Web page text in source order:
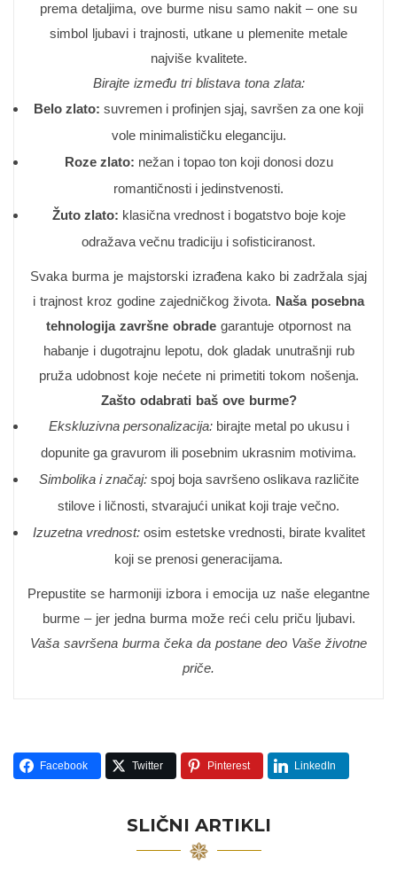
prema detaljima, ove burme nisu samo nakit – one su
simbol ljubavi i trajnosti, utkane u plemenite metale
najviše kvalitete.
Birajte između tri blistava tona zlata:
Belo zlato: suvremen i profinjen sjaj, savršen za one koji
vole minimalističku eleganciju.
Roze zlato: nežan i topao ton koji donosi dozu
romantičnosti i jedinstvenosti.
Žuto zlato: klasična vrednost i bogatstvo boje koje
odražava večnu tradiciju i sofisticiranost.
Svaka burma je majstorski izrađena kako bi zadržala sjaj
i trajnost kroz godine zajedničkog života. Naša posebna
tehnologija završne obrade garantuje otpornost na
habanje i dugotrajnu lepotu, dok gladak unutrašnji rub
pruža udobnost koje nećete ni primetiti tokom nošenja.
Zašto odabrati baš ove burme?
Ekskluzivna personalizacija:birajte metal po ukusu i
dopunite ga gravurom ili posebnim ukrasnim motivima.
Simbolika i značaj:spoj boja savršeno oslikava različite
stilove i ličnosti, stvarajući unikat koji traje večno.
Izuzetna vrednost:osim estetske vrednosti, birate kvalitet
koji se prenosi generacijama.
Prepustite se harmoniji izbora i emocija uz naše elegantne
burme – jer jedna burma može reći celu priču ljubavi.
Vaša savršena burma čeka da postane deo Vaše životne
priče.
Facebook Twitter Pinterest LinkedIn
SLIČNI ARTIKLI